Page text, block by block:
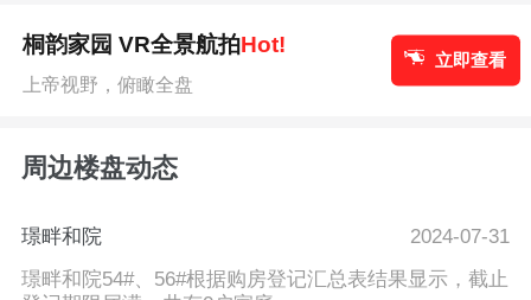
桐韵家园 VR全景航拍Hot!
上帝视野，俯瞰全盘
立即查看
周边楼盘动态
璟畔和院
2024-07-31
璟畔和院54#、56#根据购房登记汇总表结果显示，截止